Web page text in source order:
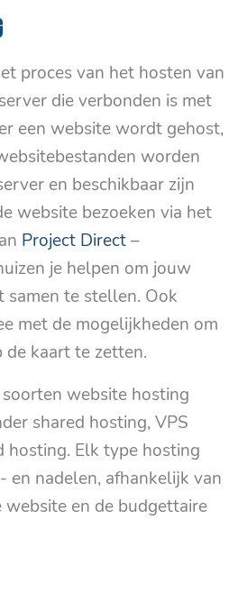
proces van het hosten van
die verbonden is met
een website wordt gehost,
worden
en beschikbaar zijn
website bezoeken via het
Project Direct–
je helpen om jouw
samen te stellen. Ook
met de mogelijkheden om
kaart te zetten.
website hosting
shared hosting, VPS
hosting. Elk type hosting
en nadelen, afhankelijk van
website en de budgettaire